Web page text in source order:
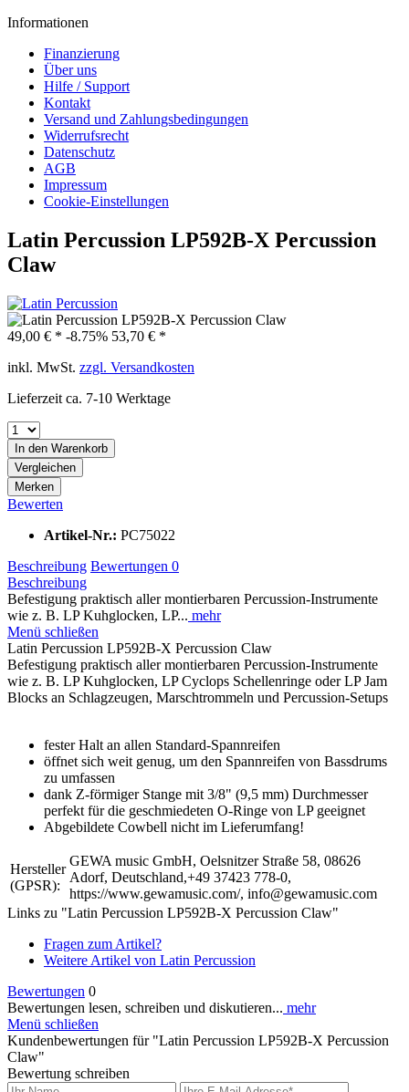
Informationen
Finanzierung
Über uns
Hilfe / Support
Kontakt
Versand und Zahlungsbedingungen
Widerrufsrecht
Datenschutz
AGB
Impressum
Cookie-Einstellungen
Latin Percussion LP592B-X Percussion
Claw
49,00 € * -8.75% 53,70 € *
inkl. MwSt. zzgl. Versandkosten
Lieferzeit ca. 7-10 Werktage
In den Warenkorb
Vergleichen
Merken
Bewerten
Artikel-Nr.: PC75022
Beschreibung Bewertungen 0
Beschreibung
Befestigung praktisch aller montierbaren Percussion-Instrumente
wie z. B. LP Kuhglocken, LP... mehr
Menü schließen
Latin Percussion LP592B-X Percussion Claw
Befestigung praktisch aller montierbaren Percussion-Instrumente
wie z. B. LP Kuhglocken, LP Cyclops Schellenringe oder LP Jam
Blocks an Schlagzeugen, Marschtrommeln und Percussion-Setups
fester Halt an allen Standard-Spannreifen
öffnet sich weit genug, um den Spannreifen von Bassdrums
zu umfassen
dank Z-förmiger Stange mit 3/8" (9,5 mm) Durchmesser
perfekt für die geschmiedeten O-Ringe von LP geeignet
Abgebildete Cowbell nicht im Lieferumfang!
Hersteller
(GPSR):
GEWA music GmbH, Oelsnitzer Straße 58, 08626
Adorf, Deutschland,+49 37423 778-0,
https://www.gewamusic.com/, info@gewamusic.com
Links zu "Latin Percussion LP592B-X Percussion Claw"
Fragen zum Artikel?
Weitere Artikel von Latin Percussion
Bewertungen 0
Bewertungen lesen, schreiben und diskutieren... mehr
Menü schließen
Kundenbewertungen für "Latin Percussion LP592B-X Percussion
Claw"
Bewertung schreiben